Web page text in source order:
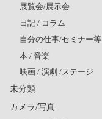
展覧会/展示会
日記 / コラム
自分の仕事/セミナー等
本 / 音楽
映画 / 演劇 /ステージ
未分類
カメラ/写真